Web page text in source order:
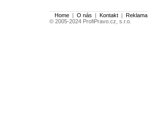
Home | O nás | Kontakt | Reklama
© 2005-2024 ProfiPravo.cz, s.r.o.